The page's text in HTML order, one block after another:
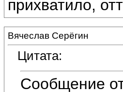
прихватило,
Вячеслав Серёгин
Цитата:
Сообщение